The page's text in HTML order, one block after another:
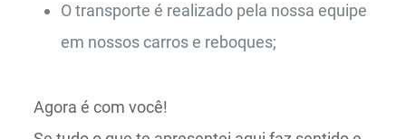
O transporte é realizado pela nossa equipe
em nossos carros e reboques;
Agora é com você!